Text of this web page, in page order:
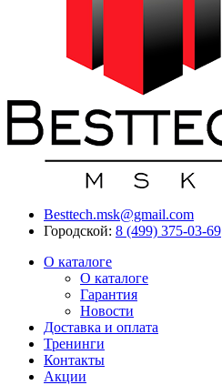
Besttech.msk@gmail.com
Городской: 8 (499) 375-03-69
О каталоге
О каталоге
Гарантия
Новости
Доставка и оплата
Тренинги
Контакты
Акции